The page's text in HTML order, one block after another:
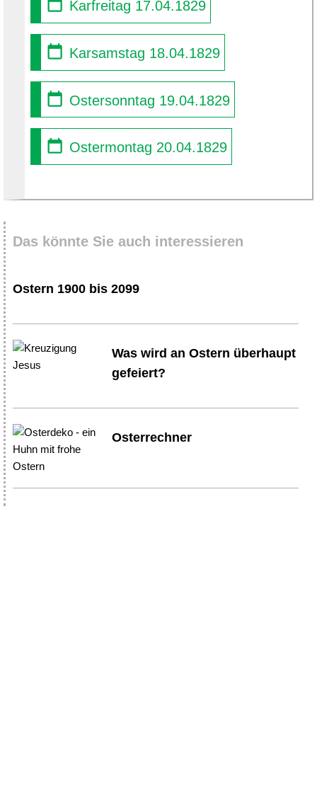
Karfreitag 17.04.1829
Karsamstag 18.04.1829
Ostersonntag 19.04.1829
Ostermontag 20.04.1829
Das könnte Sie auch interessieren
Ostern 1900 bis 2099
Was wird an Ostern überhaupt
gefeiert?
Osterrechner